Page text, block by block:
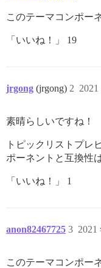
このテーマコンポー
「いいね！」 19
jrgong (jrgong) 2
素晴らしいですね！
トピックリストプレ
ポーネントと互換性
「いいね！」 1
anon82467725 2021
3
このテーマコンポー